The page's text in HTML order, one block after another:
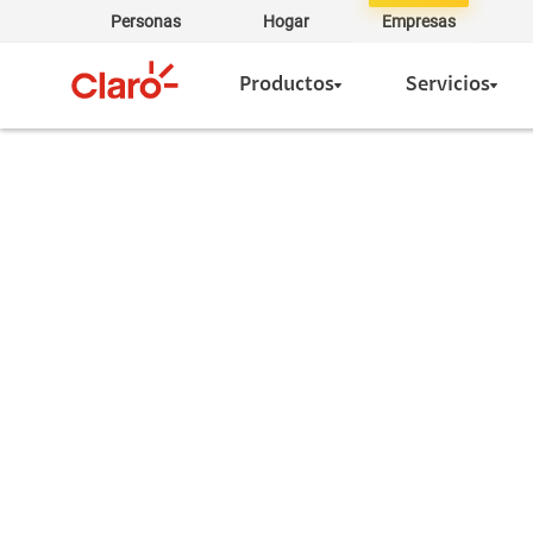
Personas Hogar Empresas
Productos Servicios